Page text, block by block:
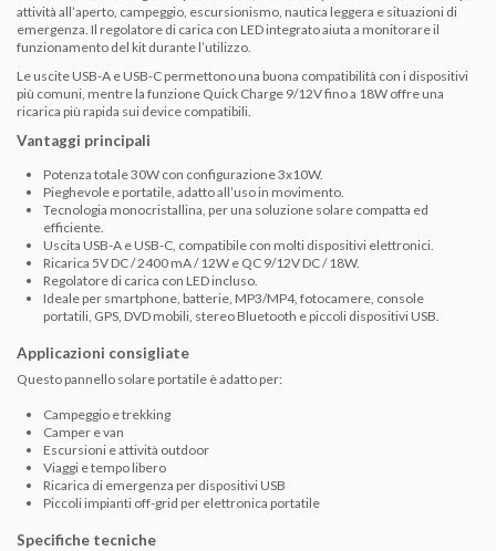
attività all’aperto, campeggio, escursionismo, nautica leggera e situazioni di
emergenza. Il regolatore di carica con LED integrato aiuta a monitorare il
funzionamento del kit durante l’utilizzo.
Le uscite USB-A e USB-C permettono una buona compatibilità con i dispositivi
più comuni, mentre la funzione Quick Charge 9/12V fino a 18W offre una
ricarica più rapida sui device compatibili.
Vantaggi principali
Potenza totale 30W con configurazione 3x10W.
Pieghevole e portatile, adatto all’uso in movimento.
Tecnologia monocristallina, per una soluzione solare compatta ed
efficiente.
Uscita USB-A e USB-C, compatibile con molti dispositivi elettronici.
Ricarica 5V DC / 2400 mA / 12W e QC 9/12V DC / 18W.
Regolatore di carica con LED incluso.
Ideale per smartphone, batterie, MP3/MP4, fotocamere, console
portatili, GPS, DVD mobili, stereo Bluetooth e piccoli dispositivi USB.
Applicazioni consigliate
Questo pannello solare portatile è adatto per:
Campeggio e trekking
Camper e van
Escursioni e attività outdoor
Viaggi e tempo libero
Ricarica di emergenza per dispositivi USB
Piccoli impianti off-grid per elettronica portatile
Specifiche tecniche